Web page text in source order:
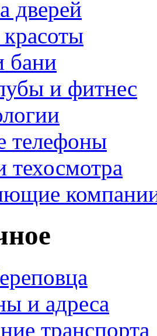
дверей
бани
и фитнес
телефоны
техосмотра
и адреса
транспорта